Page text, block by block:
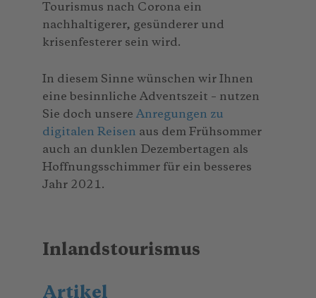
Tourismus nach Corona ein
nachhaltigerer, gesünderer und
krisenfesterer sein wird.
In diesem Sinne wünschen wir Ihnen
eine besinnliche Adventszeit – nutzen
Sie doch unsere Anregungen zu
digitalen Reisen aus dem Frühsommer
auch an dunklen Dezembertagen als
Hoffnungsschimmer für ein besseres
Jahr 2021.
Inlandstourismus
Artikel